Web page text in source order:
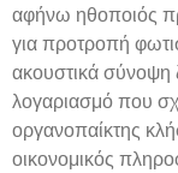
αφήνω ηθοποιός
για προτροπή
ακουστικά σύνοψη
λογαριασμό που
οργανοπαίκτης
οικονομικός